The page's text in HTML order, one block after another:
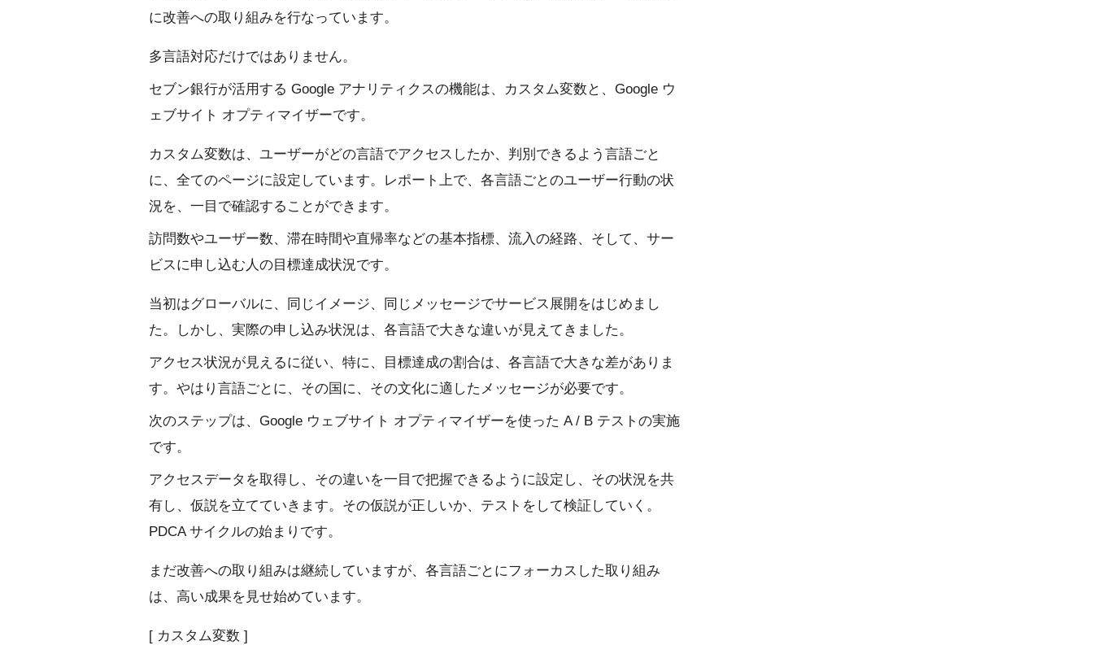
に改善への取り組みを行なっています。
多言語対応だけではありません。
セブン銀行が活用する Google アナリティクスの機能は、カスタム変数と、Google ウ
ェブサイト オプティマイザーです。
カスタム変数は、ユーザーがどの言語でアクセスしたか、判別できるよう言語ごと
に、全てのページに設定しています。レポート上で、各言語ごとのユーザー行動の状
況を、一目で確認することができます。
訪問数やユーザー数、滞在時間や直帰率などの基本指標、流入の経路、そして、サー
ビスに申し込む人の目標達成状況です。
当初はグローバルに、同じイメージ、同じメッセージでサービス展開をはじめまし
た。しかし、実際の申し込み状況は、各言語で大きな違いが見えてきました。
アクセス状況が見えるに従い、特に、目標達成の割合は、各言語で大きな差がありま
す。やはり言語ごとに、その国に、その文化に適したメッセージが必要です。
次のステップは、Google ウェブサイト オプティマイザーを使った A / B テストの実施
です。
アクセスデータを取得し、その違いを一目で把握できるように設定し、その状況を共
有し、仮説を立てていきます。その仮説が正しいか、テストをして検証していく。
PDCA サイクルの始まりです。
まだ改善への取り組みは継続していますが、各言語ごとにフォーカスした取り組み
は、高い成果を見せ始めています。
[ カスタム変数 ]